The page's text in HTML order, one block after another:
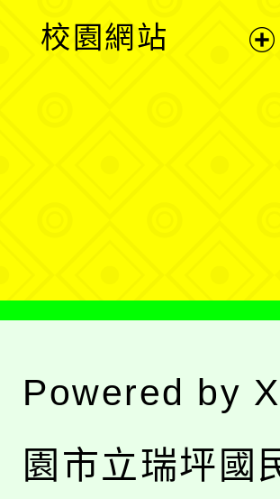
校園網站
Powered by
園市立瑞坪國